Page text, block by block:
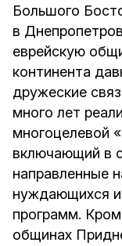
Большого
в
еврейскую
континента
дружеские
много лет
многоцелевой
включающий в
направленные
нуждающихся
программ.
общинах